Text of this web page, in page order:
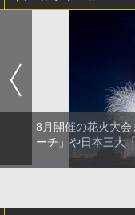
8月開催の花火大
ーチ」や日本三大